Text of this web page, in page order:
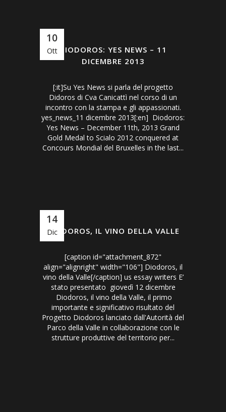
10
Ott
DIODOROS: YES NEWS – 11
DICEMBRE 2013
[:it]Su Yes News si parla del progetto
Didoros di Cva Canicattì nel corso di un
incontro con la stampa e gli appassionati.
yes_news_11 dicembre 2013[:en] Diodoros:
Yes News – December 11th, 2013 Grand
Gold Medal to Scialo 2012 conquered at
Concours Mondial del Bruxelles in the last...
14
Dic
DIODOROS, IL VINO DELLA VALLE
[caption id="attachment_872"
align="alignright" width="106"] Diodoros, il
vino della Valle[/caption] us essay writers E’
stato presentato giovedì 12 dicembre
Diodoros, il vino della Valle, il primo
importante e significativo risultato del
Progetto Diodoros lanciato dall'Autorità del
Parco della Valle in collaborazione con le
strutture produttive del territorio per...